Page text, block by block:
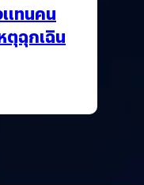
แทนคน
ตุฉุกเฉิน